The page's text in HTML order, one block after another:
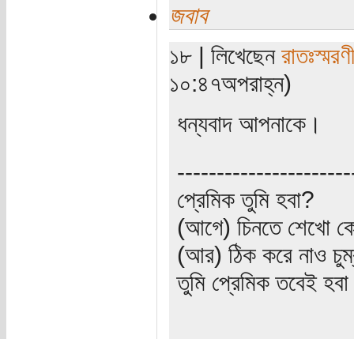
জবাব
১৮ | লিখেছেন
১০:৪৭অপরাহ্ন)
ধন্যবাদ আপনাকে।
প্রেমিক তুমি হবা?
(আগে) চিনতে শেখো
(আর) ঠিক করে নাও
তুমি প্রেমিক তবেই